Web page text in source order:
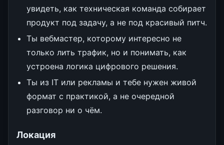
увидеть, как техническая команда собирает
продукт под задачу, а не под красивый питч.
Ты вебмастер, которому интересно не
только лить трафик, но и понимать, как
устроена логика цифрового решения.
Ты из IT или рекламы и тебе нужен живой
формат с практикой, а не очередной
разговор ни о чём.
Локация